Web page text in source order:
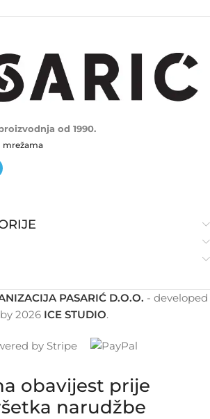
od 1990.
mrežama
PASARIĆ D.O.O. - developed
by 2026 ICE STUDIO.
obavijest prije
narudžbe